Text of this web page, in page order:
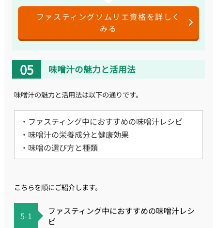
ファスティングソムリエ資格を詳しく
みる
味噌汁の魅力と活用法
味噌汁の魅力と活用法は以下の通りです。
・ファスティング中におすすめの味噌汁レシピ
・味噌汁の栄養成分と健康効果
・味噌の選び方と種類
こちらを順にご紹介します。
5-1
ファスティング中におすすめの味噌汁レシ
ピ